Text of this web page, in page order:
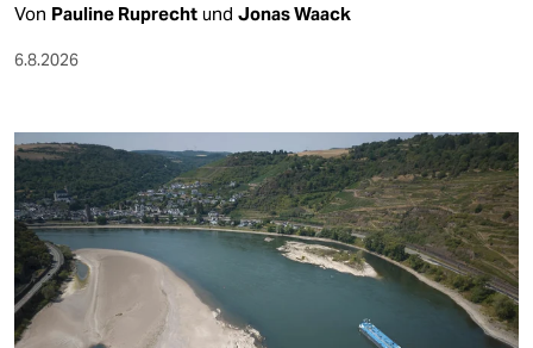
Von Pauline Ruprecht und Jonas Waack
6.8.2026